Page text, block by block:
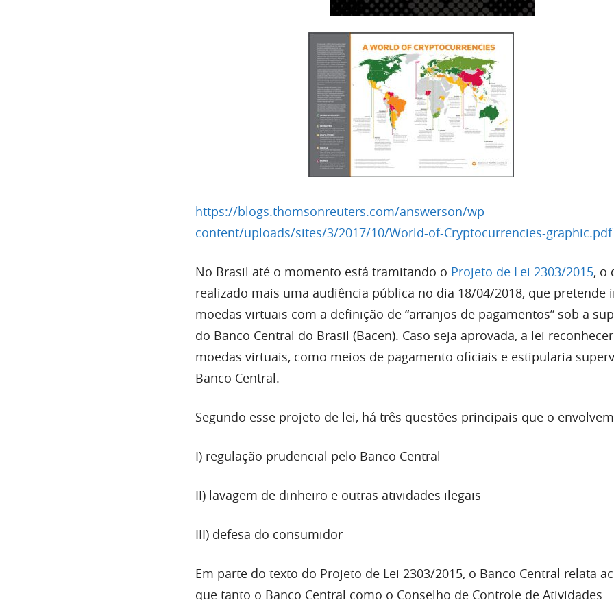
https://blogs.thomsonreuters.com/answerson/wp-
content/uploads/sites/3/2017/10/World-of-Cryptocurrencies-graphic.pdf
No Brasil até o momento está tramitando o Projeto de Lei 2303/2015, o
realizado mais uma audiência pública no dia 18/04/2018, que pretende
moedas virtuais com a definição de “arranjos de pagamentos” sob a
do Banco Central do Brasil (Bacen). Caso seja aprovada, a lei
moedas virtuais, como meios de pagamento oficiais e estipularia
Banco Central.
Segundo esse projeto de lei, há três questões principais que o
I) regulação prudencial pelo Banco Central
II) lavagem de dinheiro e outras atividades ilegais
III) defesa do consumidor
Em parte do texto do Projeto de Lei 2303/2015, o Banco Central relata
que tanto o Banco Central como o Conselho de Controle de Atividades